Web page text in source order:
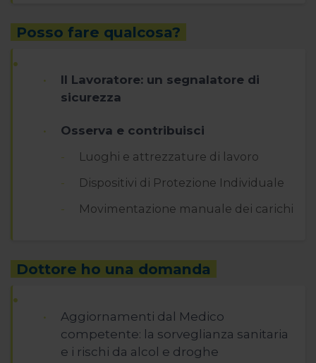
Posso fare qualcosa?
Il Lavoratore: un segnalatore di
sicurezza
Osserva e contribuisci
Luoghi e attrezzature di lavoro
Dispositivi di Protezione Individuale
Movimentazione manuale dei carichi
Dottore ho una domanda
Aggiornamenti dal Medico
competente: la sorveglianza sanitaria
e i rischi da alcol e droghe